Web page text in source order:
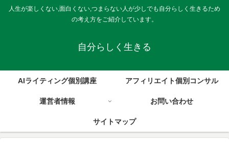
人生が楽しくない,面白くない,つまらない人が少しでも自分らしく生きるため
の考え方をご紹介しています。
自分らしく生きる
AIライティング個別講座 アフィリエイト個別コンサル
運営者情報 お問い合わせ
サイトマップ